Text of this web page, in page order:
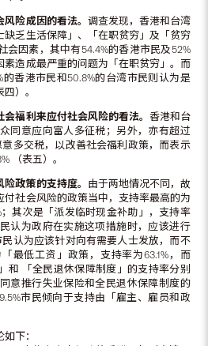
风险成因的看法。 调查发现，香港和台湾
缺乏生活保障」、「在职贫穷」及「贫穷
会因素，其中有54.4%的香港市民及52%
素造成最严重的问题为「在职贫穷」。而
香港市民和50.8%的台湾市民则认为是
）。
会福利来应付社会风险的看法。 香港和台
同意应向富人多征税；另外，亦有超过
多交税，以改善社会福利政策，而表示
（表五）。
险政策的支持度。 由于两地情况不同，故
付社会风险的政策当中，支持率最高的为
；其次是「派发临时现金补助」，支持率
认为政府在实施这项措施时，应该进行
认为应该针对向有需要人士发放，而不
最低工资」政策，支持率为63.1%，而
和 「全民退休保障制度」的支持率分别
意推行失业保险和全民退休保障制度的
市民倾向于支持由「雇主、雇员和政
下：